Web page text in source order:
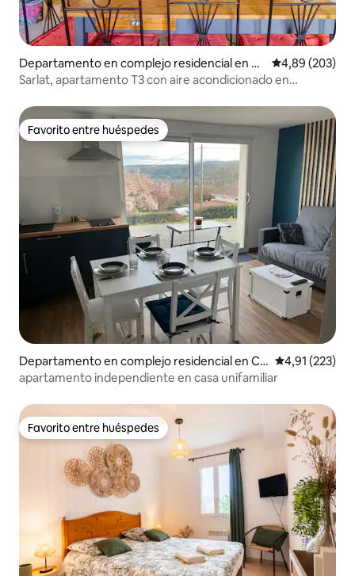
Departamento en complejo residencial en Sa
rlat-la-Canéda
Calificación
4,89 (203)
Sarlat, apartamento T3 con aire acondicionado en
Favorito entre huéspedes
Favorito entre huéspedes
Departamento en complejo residencial en Cu
blac
Calificación
4,91 (223)
apartamento independiente en casa unifamiliar
Favorito entre huéspedes
Favorito entre huéspedes